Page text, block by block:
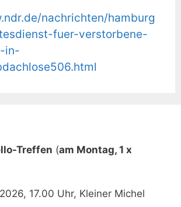
nachrichten/hamburg
fuer-verstorbene-
in-
Treffen (am Montag, 1 x
17.00 Uhr, Kleiner Michel